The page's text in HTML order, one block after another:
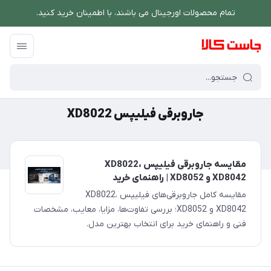
تمام محصولات اورجینال می باشند، با اطمینان خرید کنید.
فروشگاه اینترنتی جاست کالا
جاروبرقی فیلیپس XD8022
مقایسه جاروبرقی فیلیپس XD8022،
XD8042 و XD8052 | راهنمای خرید
مقایسه کامل جاروبرقی‌های فیلیپس XD8022،
XD8042 و XD8052؛ بررسی تفاوت‌ها، مزایا، معایب، مشخصات
فنی و راهنمای خرید برای انتخاب بهترین مدل.